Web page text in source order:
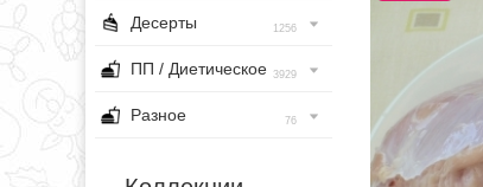
Десерты 1256
ПП / Диетическое 3929
Разное 76